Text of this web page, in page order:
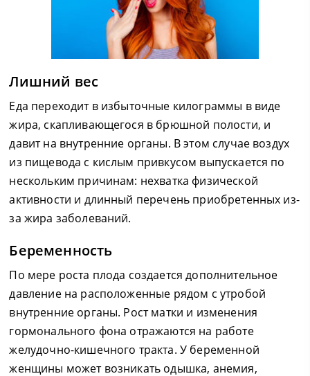
Лишний вес
Еда переходит в избыточные килограммы в виде
жира, скапливающегося в брюшной полости, и
давит на внутренние органы. В этом случае воздух
из пищевода с кислым привкусом выпускается по
нескольким причинам: нехватка физической
активности и длинный перечень приобретенных из-
за жира заболеваний.
Беременность
По мере роста плода создается дополнительное
давление на расположенные рядом с утробой
внутренние органы. Рост матки и изменения
гормонального фона отражаются на работе
желудочно-кишечного тракта. У беременной
женщины может возникать одышка, анемия,